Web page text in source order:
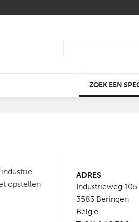
EENVOUDIG IS ENERGIE
PAST
KLEUR VAN HET JAAR
EN TOP ECO
EEN DUOTICKET VOOR
LIVING
ZOEK EEN
opstellen
ADRES
Industrieweg 105
3583 Beringen
België